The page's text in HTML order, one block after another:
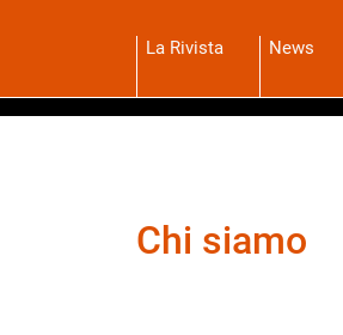
La Rivista News
Chi siamo